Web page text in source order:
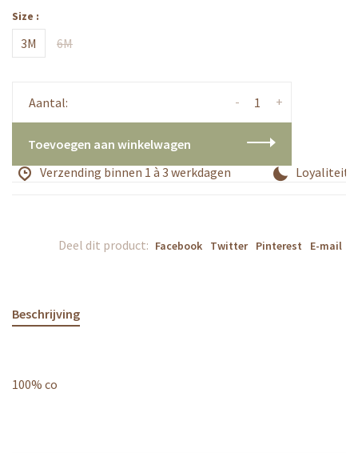
Size :
3M 6M
Aantal: +
-
Toevoegen aan winkelwagen
Verzending binnen 1 à 3 werkdagen
Deel dit product: Facebook Twitter Pinterest E-mail
Beschrijving
100% co